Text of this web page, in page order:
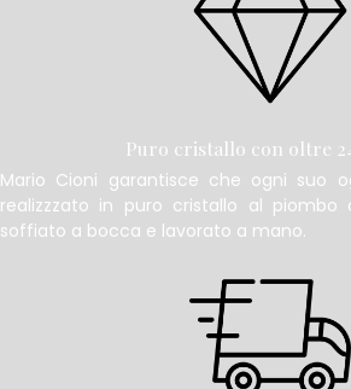
Puro cristallo con oltre
Mario Cioni garantisce che ogni suo
realizzzato in puro cristallo al piombo
soffiato a bocca e lavorato a mano.